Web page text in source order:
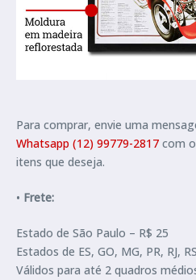
Para comprar, envie uma
Whatsapp (12) 99779-2817 com
itens que deseja.
• Frete:
Estado de São Paulo – R$ 25
Estados de ES, GO, MG, PR, RJ,
Válidos para até 2 quadros